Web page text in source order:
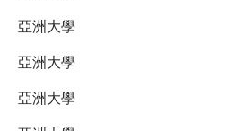
亞洲大學
亞洲大學
亞洲大學